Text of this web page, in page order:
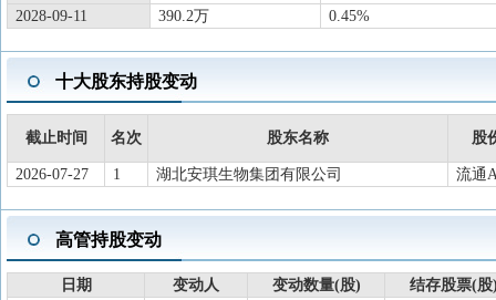
2026-03-31
年报披露
2025年年报归属净利润15.44亿元，
司依法承继。
2026-02-11
对外担保
对安琪酵母(宜昌高新区)有限公司进
2026-01-24
资本运作
为深化与紫燕食品在调味品领域的合
2026-01-24
资本运作
为加强产业链上下游协同,公司计划
关业务,进一步提升公司整体竞争力。
2028-09-11
390.2万 0.45%
十大股东持股变动
截止时间 名次 股东名称 股
2026-07-27 1 湖北安琪生物集团有限公司 流通
高管持股变动
日期 变动人 变动数量(股)
结存股票(股